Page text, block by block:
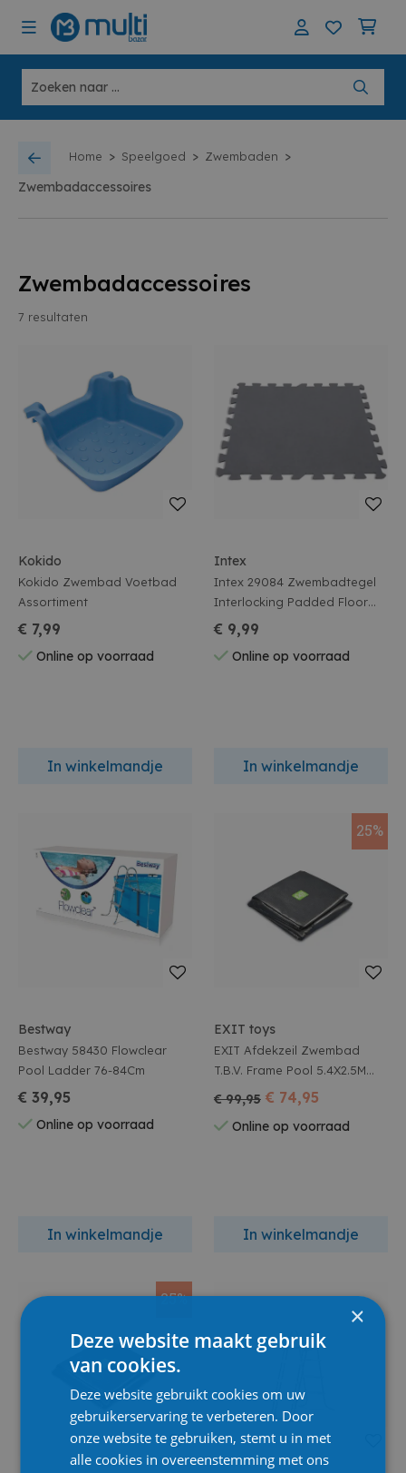
Home > Speelgoed > Zwembaden >
Zwembadaccessoires
Zwembadaccessoires
7 resultaten
Kokido
Kokido Zwembad Voetbad
Assortiment
€ 7,99
Online op voorraad
In winkelmandje
Intex
Intex 29084 Zwembadtegel
Interlocking Padded Floor
Protector 50x50cm
€ 9,99
Online op voorraad
In winkelmandje
Bestway
Bestway 58430 Flowclear
Pool Ladder 76-84Cm
€ 39,95
Online op voorraad
In winkelmandje
25%
EXIT toys
EXIT Afdekzeil Zwembad
T.B.V. Frame Pool 5.4X2.5M
€ 99,95 € 74,95
Online op voorraad
In winkelmandje
25%
×
Deze website maakt gebruik
van cookies.
Deze website gebruikt cookies om uw
gebruikerservaring te verbeteren. Door
onze website te gebruiken, stemt u in met
alle cookies in overeenstemming met ons